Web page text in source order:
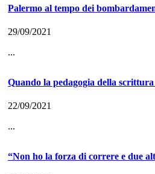
Palermo al tempo dei
29/09/2021
...
Quando la pedagogia della
22/09/2021
...
“Non ho la forza di correre e due